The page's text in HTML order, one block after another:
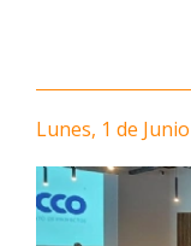
Lunes, 1 de